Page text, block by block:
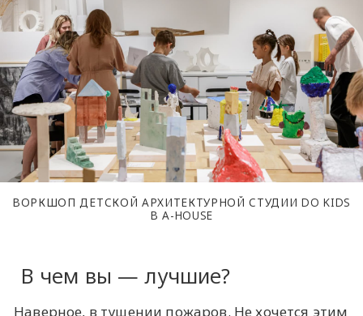
ВОРКШОП ДЕТСКОЙ АРХИТЕКТУРНОЙ СТУДИИ DO KIDS
В A-HOUSE
В чем вы — лучшие?
Наверное, в тушении пожаров. Не хочется этим